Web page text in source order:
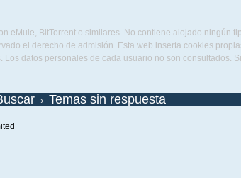
eMule, BitTorrent o similares. No contiene alojado ningún
el derecho de admisión. Esta web inserta cookies
Los datos personales de cada usuario no son consultados.
Temas sin respuesta